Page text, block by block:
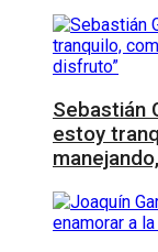
Sebastián
estoy